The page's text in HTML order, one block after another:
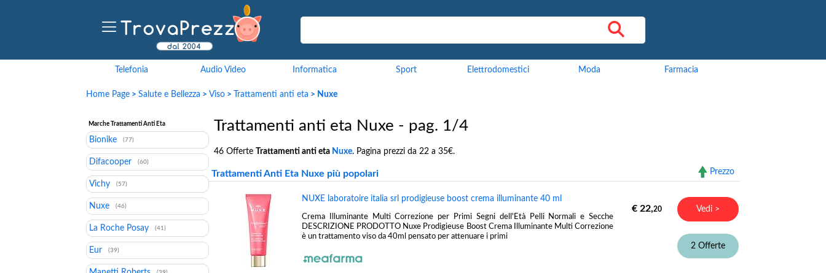
Telefonia Audio Video Informatica Sport Elettrodomestici Moda Farmacia
Home Page > Salute e Bellezza > Viso > Trattamenti anti eta > Nuxe
Marche Trattamenti Anti Eta
Bionike (77)
Difacooper (60)
Vichy (57)
Nuxe (46)
La Roche Posay (41)
Eur (39)
Trattamenti anti eta Nuxe - pag. 1/4
46 Offerte Trattamenti anti eta Nuxe. Pagina prezzi da 22 a 35€.
Trattamenti Anti Eta Nuxe più popolari Prezzo
NUXE laboratoire italia srl prodigieuse boost crema illuminante 40 ml
Crema Illuminante Multi Correzione per Primi Segni dell'Età Pelli Normali e Secche
DESCRIZIONE PRODOTTO Nuxe Prodigieuse Boost Crema Illuminante Multi Correzione
è un trattamento viso da 40ml pensato per attenuare i primi
€ 22,20 Vedi >
2 Offerte